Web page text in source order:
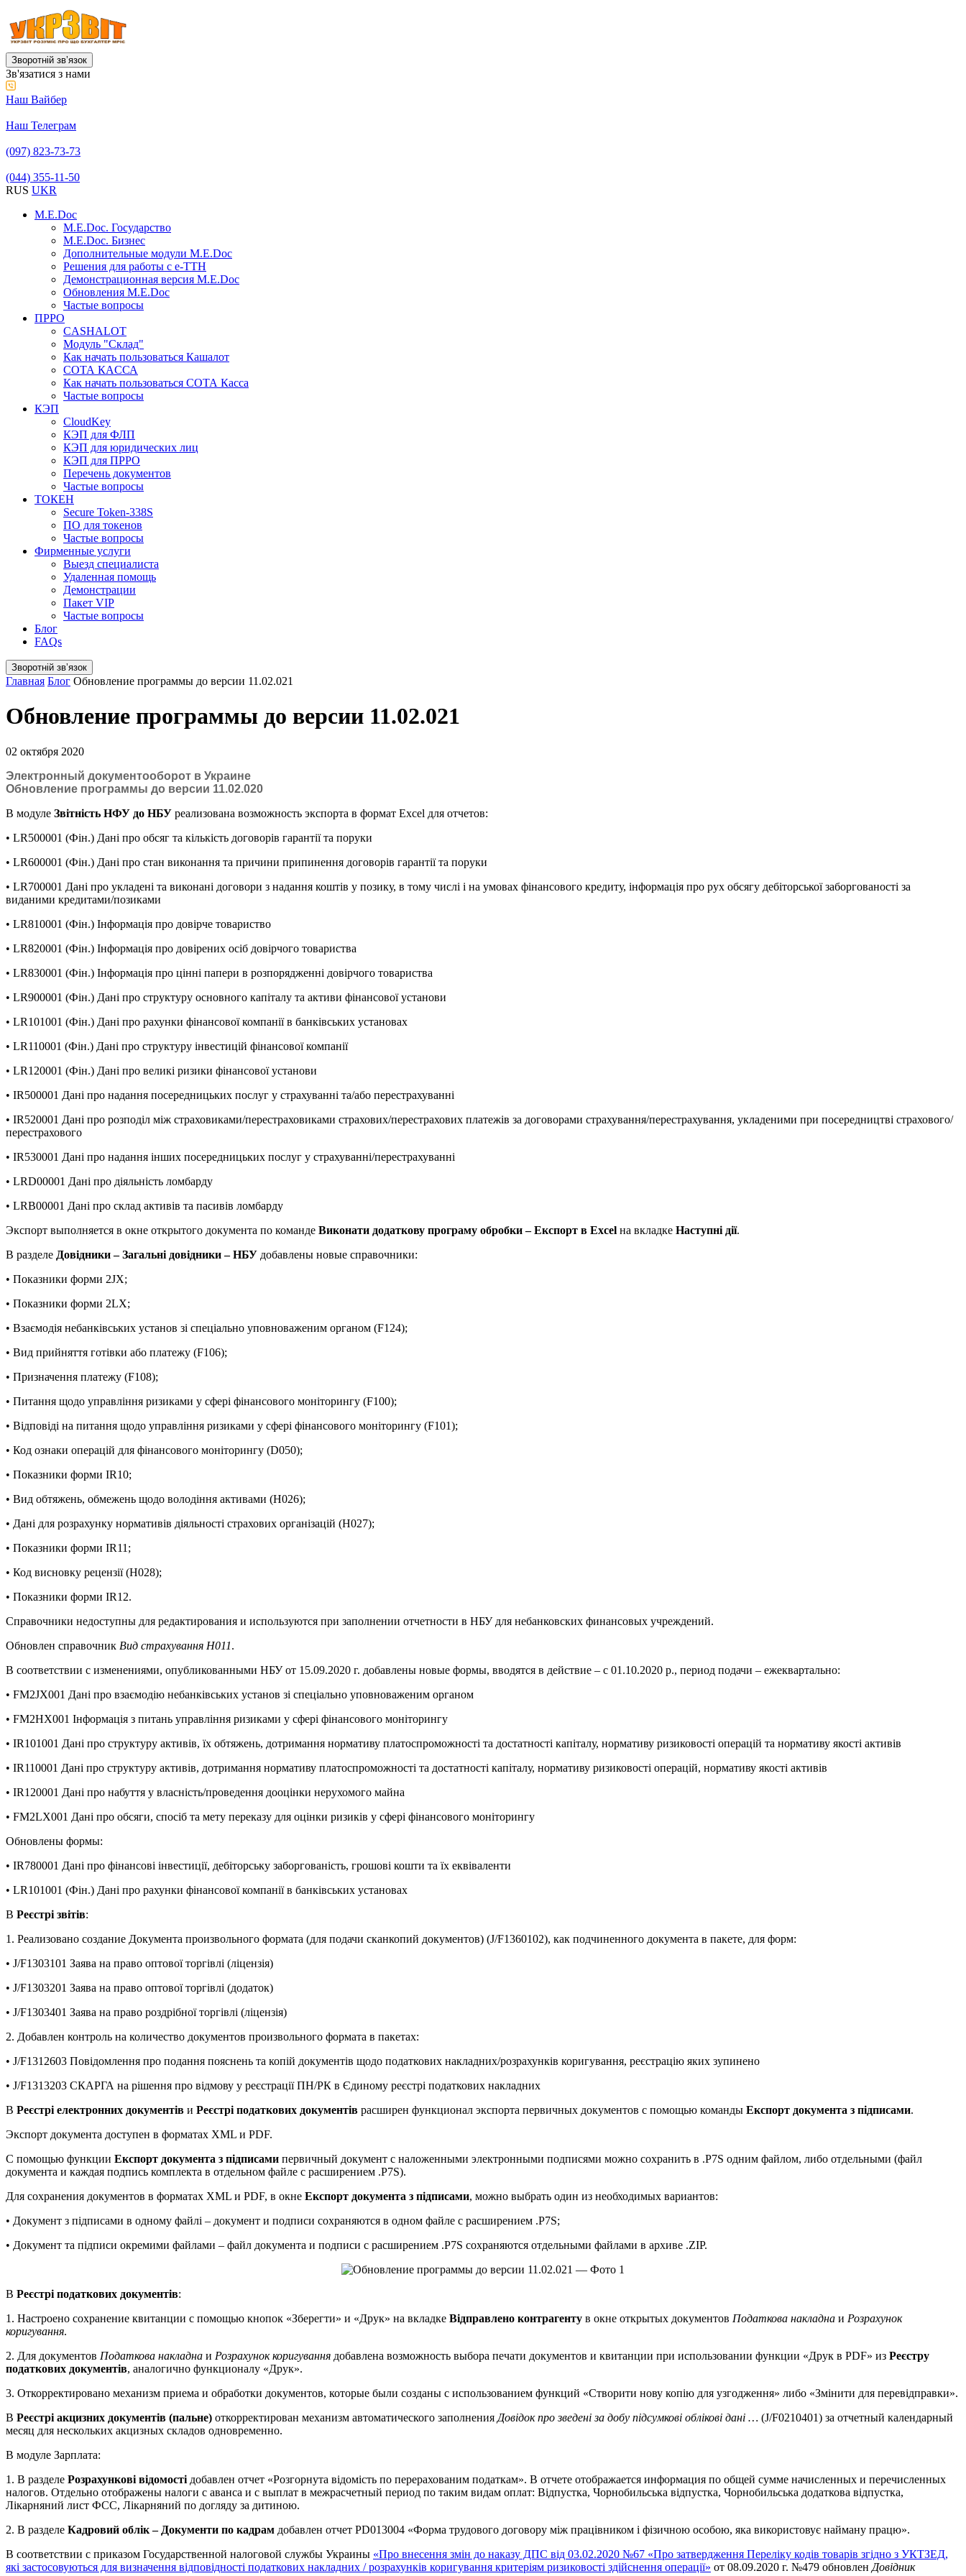
Зворотній звʼязок
Зв'язатися з нами
Наш Вайбер
Наш Телеграм
(097) 823-73-73
(044) 355-11-50
RUS UKR
M.E.Doc
M.E.Doc. Государство
M.E.Doc. Бизнес
Дополнительные модули M.E.Doc
Решения для работы с е-ТТН
Демонстрационная версия M.E.Doc
Обновления M.E.Doc
Частые вопросы
ПРРО
CASHALOT
Модуль "Склад"
Как начать пользоваться Кашалот
СОТА КАCСА
Как начать пользоваться СОТА Касса
Частые вопросы
КЭП
CloudKey
КЭП для ФЛП
КЭП для юридических лиц
КЭП для ПРРО
Перечень документов
Частые вопросы
ТОКЕН
Secure Token-338S
ПО для токенов
Частые вопросы
Фирменные услуги
Выезд специалиста
Удаленная помощь
Демонстрации
Пакет VIP
Частые вопросы
Блог
FAQs
Зворотній звʼязок
Главная Блог Обновление программы до версии 11.02.021
Обновление программы до версии 11.02.021
02 октября 2020
Электронный документооборот в Украине
Обновление программы до версии 11.02.020
В модуле Звітність НФУ до НБУ реализована возможность экспорта в формат Excel для отчетов:
• LR500001 (Фін.) Дані про обсяг та кількість договорів гарантії та поруки
• LR600001 (Фін.) Дані про стан виконання та причини припинення договорів гарантії та поруки
• LR700001 Дані про укладені та виконані договори з надання коштів у позику, в тому числі і на умовах фінансового кредиту, інформація про рух обсягу дебіторської заборгованості за
виданими кредитами/позиками
• LR810001 (Фін.) Інформація про довірче товариство
• LR820001 (Фін.) Інформація про довірених осіб довірчого товариства
• LR830001 (Фін.) Інформація про цінні папери в розпорядженні довірчого товариства
• LR900001 (Фін.) Дані про структуру основного капіталу та активи фінансової установи
• LR101001 (Фін.) Дані про рахунки фінансової компанії в банківських установах
• LR110001 (Фін.) Дані про структуру інвестицій фінансової компанії
• LR120001 (Фін.) Дані про великі ризики фінансової установи
• IR500001 Дані про надання посередницьких послуг у страхуванні та/або перестрахуванні
• IR520001 Дані про розподіл між страховиками/перестраховиками страхових/перестрахових платежів за договорами страхування/перестрахування, укладеними при посередництві страхового/
перестрахового
• IR530001 Дані про надання інших посередницьких послуг у страхуванні/перестрахуванні
• LRD00001 Дані про діяльність ломбарду
• LRB00001 Дані про склад активів та пасивів ломбарду
Экспорт выполняется в окне открытого документа по команде Виконати додаткову програму обробки – Експорт в Excel на вкладке Наступні дії.
В разделе Довідники – Загальні довідники – НБУ добавлены новые справочники:
• Показники форми 2JX;
• Показники форми 2LX;
• Взаємодія небанківських установ зі спеціально уповноваженим органом (F124);
• Вид прийняття готівки або платежу (F106);
• Призначення платежу (F108);
• Питання щодо управління ризиками у сфері фінансового моніторингу (F100);
• Відповіді на питання щодо управління ризиками у сфері фінансового моніторингу (F101);
• Код ознаки операцій для фінансового моніторингу (D050);
• Показники форми IR10;
• Вид обтяжень, обмежень щодо володіння активами (H026);
• Дані для розрахунку нормативів діяльності страхових організацій (H027);
• Показники форми IR11;
• Код висновку рецензії (H028);
• Показники форми IR12.
Справочники недоступны для редактирования и используются при заполнении отчетности в НБУ для небанковских финансовых учреждений.
Обновлен справочник Вид страхування H011.
В соответствии с изменениями, опубликованными НБУ от 15.09.2020 г. добавлены новые формы, вводятся в действие – с 01.10.2020 р., период подачи – ежеквартально:
• FM2JX001 Дані про взаємодію небанківських установ зі спеціально уповноваженим органом
• FM2HX001 Інформація з питань управління ризиками у сфері фінансового моніторингу
• IR101001 Дані про структуру активів, їх обтяжень, дотримання нормативу платоспроможності та достатності капіталу, нормативу ризиковості операцій та нормативу якості активів
• IR110001 Дані про структуру активів, дотримання нормативу платоспроможності та достатності капіталу, нормативу ризиковості операцій, нормативу якості активів
• IR120001 Дані про набуття у власність/проведення дооцінки нерухомого майна
• FM2LX001 Дані про обсяги, спосіб та мету переказу для оцінки ризиків у сфері фінансового моніторингу
Обновлены формы:
• IR780001 Дані про фінансові інвестиції, дебіторську заборгованість, грошові кошти та їх еквіваленти
• LR101001 (Фін.) Дані про рахунки фінансової компанії в банківських установах
В Реєстрі звітів:
1. Реализовано создание Документа произвольного формата (для подачи сканкопий документов) (J/F1360102), как подчиненного документа в пакете, для форм:
• J/F1303101 Заява на право оптової торгівлі (ліцензія)
• J/F1303201 Заява на право оптової торгівлі (додаток)
• J/F1303401 Заява на право роздрібної торгівлі (ліцензія)
2. Добавлен контроль на количество документов произвольного формата в пакетах:
• J/F1312603 Повідомлення про подання пояснень та копій документів щодо податкових накладних/розрахунків коригування, реєстрацію яких зупинено
• J/F1313203 СКАРГА на рішення про відмову у реєстрації ПН/РК в Єдиному реєстрі податкових накладних
В Реєстрі електронних документів и Реєстрі податкових документів расширен функционал экспорта первичных документов с помощью команды Експорт документа з підписами.
Экспорт документа доступен в форматах XML и PDF.
С помощью функции Експорт документа з підписами первичный документ с наложенными электронными подписями можно сохранить в .P7S одним файлом, либо отдельными (файл
документа и каждая подпись комплекта в отдельном файле с расширением .P7S).
Для сохранения документов в форматах XML и PDF, в окне Експорт документа з підписами, можно выбрать один из необходимых вариантов:
• Документ з підписами в одному файлі – документ и подписи сохраняются в одном файле с расширением .P7S;
• Документ та підписи окремими файлами – файл документа и подписи с расширением .P7S сохраняются отдельными файлами в архиве .ZIP.
В Реєстрі податкових документів:
1. Настроено сохранение квитанции с помощью кнопок «Зберегти» и «Друк» на вкладке Відправлено контрагенту в окне открытых документов Податкова накладна и Розрахунок
коригування.
2. Для документов Податкова накладна и Розрахунок коригування добавлена возможность выбора печати документов и квитанции при использовании функции «Друк в PDF» из Реєстру
податкових документів, аналогично функционалу «Друк».
3. Откорректировано механизм приема и обработки документов, которые были созданы с использованием функций «Створити нову копію для узгодження» либо «Змінити для перевідправки».
В Реєстрі акцизних документів (пальне) откорректирован механизм автоматического заполнения Довідок про зведені за добу підсумкові облікові дані … (J/F0210401) за отчетный календарный
месяц для нескольких акцизных складов одновременно.
В модуле Зарплата:
1. В разделе Розрахункові відомості добавлен отчет «Розгорнута відомість по перерахованим податкам». В отчете отображается информация по общей сумме начисленных и перечисленных
налогов. Отдельно отображены налоги с аванса и с выплат в межрасчетный период по таким видам оплат: Відпустка, Чорнобильська відпустка, Чорнобильська додаткова відпустка,
Лікарняний лист ФСС, Лікарняний по догляду за дитиною.
2. В разделе Кадровий облік – Документи по кадрам добавлен отчет PD013004 «Форма трудового договору між працівником і фізичною особою, яка використовує найману працю».
В соответствии с приказом Государственной налоговой службы Украины «Про внесення змін до наказу ДПС від 03.02.2020 №67 «Про затвердження Переліку кодів товарів згідно з УКТЗЕД,
які застосовуються для визначення відповідності податкових накладних / розрахунків коригування критеріям ризиковості здійснення операції» от 08.09.2020 г. №479 обновлен Довідник